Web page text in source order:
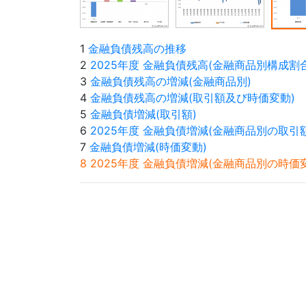
1 金融負債残高の推移
2 2025年度 金融負債残高(金融商品別構成割
3 金融負債残高の増減(金融商品別)
4 金融負債残高の増減(取引額及び時価変動)
5 金融負債増減(取引額)
6 2025年度 金融負債増減(金融商品別の取引
7 金融負債増減(時価変動)
8 2025年度 金融負債増減(金融商品別の時価